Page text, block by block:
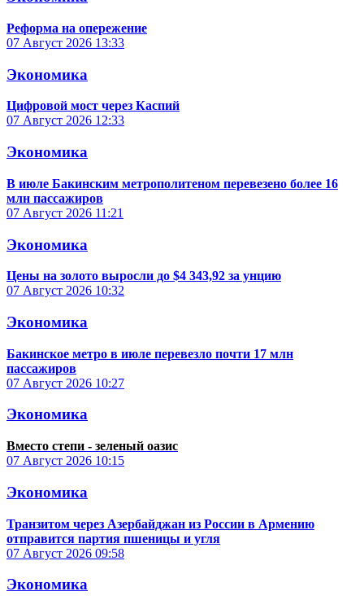
Реформа на опережение
07 Август 2026 13:33
Экономика
Цифровой мост через Каспий
07 Август 2026 12:33
Экономика
В июле Бакинским метрополитеном перевезено более 16
млн пассажиров
07 Август 2026 11:21
Экономика
Цены на золото выросли до $4 343,92 за унцию
07 Август 2026 10:32
Экономика
Бакинское метро в июле перевезло почти 17 млн
пассажиров
07 Август 2026 10:27
Экономика
Вместо степи - зеленый оазис
07 Август 2026 10:15
Экономика
Транзитом через Азербайджан из России в Армению
отправится партия пшеницы и угля
07 Август 2026 09:58
Экономика